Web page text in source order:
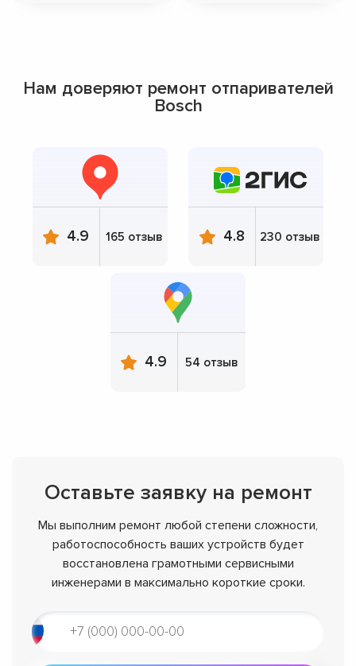
Нам доверяют ремонт отпаривателей
Bosch
4.9 165 отзыв 4.8 230 отзыв
4.9 54 отзыв
Оставьте заявку на ремонт
Мы выполним ремонт любой степени сложности,
работоспособность ваших устройств будет
восстановлена грамотными сервисными
инженерами в максимально короткие сроки.